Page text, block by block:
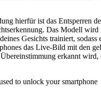
hierfür ist das Entsperren
Das Modell wird
Gesichts trainiert, sodass
das Live-Bild mit den
erkannt wird,